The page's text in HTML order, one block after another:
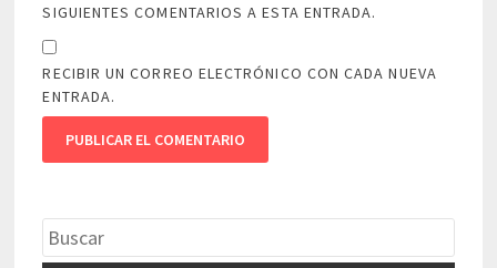
SIGUIENTES COMENTARIOS A ESTA ENTRADA.
RECIBIR UN CORREO ELECTRÓNICO CON CADA NUEVA
ENTRADA.